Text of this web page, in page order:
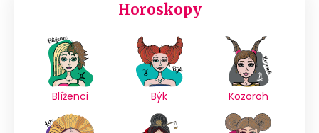
Horoskopy
Blíženci Býk Kozoroh